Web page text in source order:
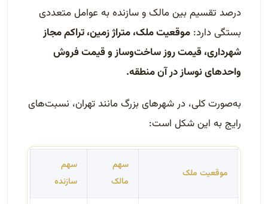
درصد تقسیم بین مالک و سازنده به عوامل متعددی
بستگی دارد: موقعیت ملک، متراژ زمین، تراکم مجاز
شهرداری، قیمت روز ساخت‌وساز و قیمت فروش
واحدهای نوساز در آن منطقه.
به‌صورت کلی، در شهرهای بزرگ مانند تهران، نسبت‌های
رایج به این شکل است:
موقعیت ملک
سهم
مالک
سهم
سازنده